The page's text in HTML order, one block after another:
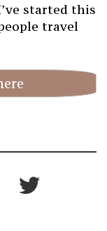
started this
travel